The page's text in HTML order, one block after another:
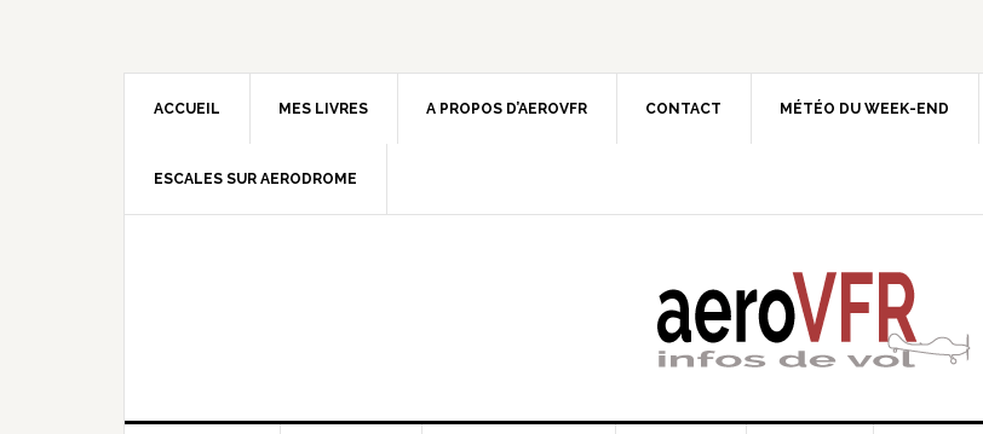
ACCUEIL MES LIVRES A PROPOS D’AEROVFR CONTACT MÉTÉO DU WEEK-END
ESCALES SUR AERODROME